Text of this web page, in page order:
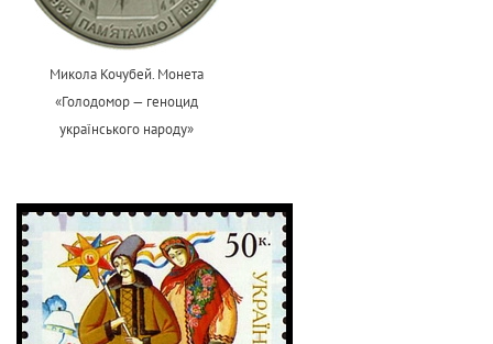
Микола Кочубей. Монета
«Голодомор — геноцид
українського народу»